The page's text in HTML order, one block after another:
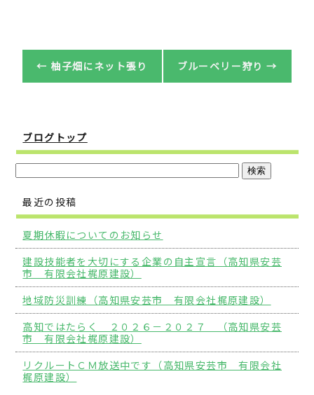
← 柚子畑にネット張り ブルーベリー狩り→
ブログトップ
最近の投稿
夏期休暇についてのお知らせ
建設技能者を大切にする企業の自主宣言（高知県安芸
市 有限会社梶原建設）
地域防災訓練（高知県安芸市 有限会社梶原建設）
高知ではたらく ２０２６－２０２７ （高知県安芸
市 有限会社梶原建設）
リクルートＣＭ放送中です（高知県安芸市 有限会社
梶原建設）